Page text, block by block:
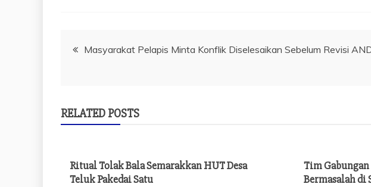
Navigasi
Masyarakat Pelapis Minta Konflik Diselesaikan Sebelum Revisi
RELATED POSTS
Ritual Tolak Bala Semarakkan HUT Desa
Teluk Pakedai Satu
Tim
Bermasalah di